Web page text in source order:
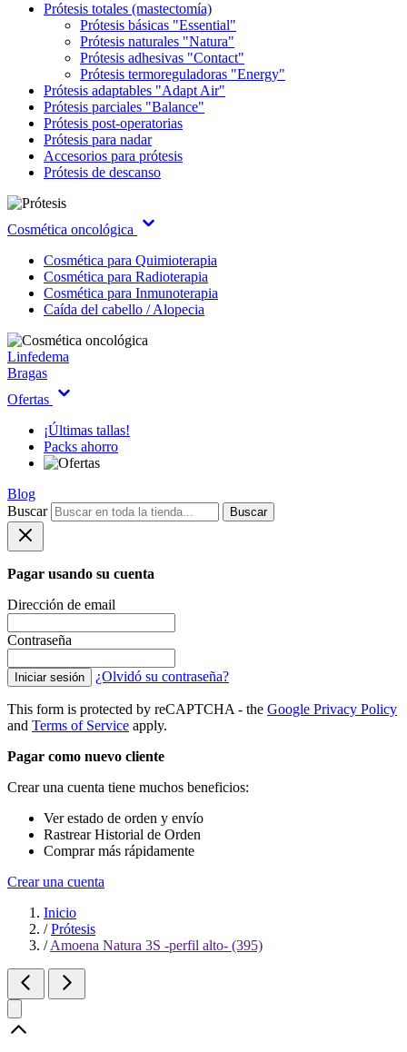
Prótesis totales (mastectomía)
Prótesis básicas "Essential"
Prótesis naturales "Natura"
Prótesis adhesivas "Contact"
Prótesis termoreguladoras "Energy"
Prótesis adaptables "Adapt Air"
Prótesis parciales "Balance"
Prótesis post-operatorias
Prótesis para nadar
Accesorios para prótesis
Prótesis de descanso
Cosmética oncológica
Cosmética para Quimioterapia
Cosmética para Radioterapia
Cosmética para Inmunoterapia
Caída del cabello / Alopecia
Linfedema
Bragas
Ofertas
¡Últimas tallas!
Packs ahorro
Blog
Buscar
Buscar
Pagar usando su cuenta
Dirección de email
Contraseña
Iniciar sesión ¿Olvidó su contraseña?
This form is protected by reCAPTCHA - the Google Privacy Policy
and Terms of Service apply.
Pagar como nuevo cliente
Crear una cuenta tiene muchos beneficios:
Ver estado de orden y envío
Rastrear Historial de Orden
Comprar más rápidamente
Crear una cuenta
Inicio
/ Prótesis
/ Amoena Natura 3S -perfil alto- (395)